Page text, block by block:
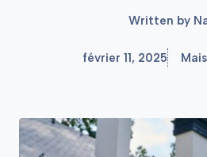
Written by
février 11, 2025